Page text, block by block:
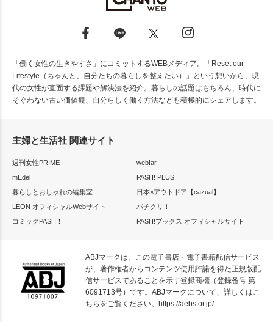
「働く女性の生きやすさ」にコミットするWEBメディア。「Reset our
Lifestyle（ちゃんと、自分たちの暮らしを整えたい）」という想いから、現
代の女性が直面する課題や解決法を紹介。暮らしの話題はもちろん、時代に
そぐわない古い価値観、自分らしく働く方法なども積極的にシェアします。
主婦と生活社 関連サイト
週刊女性PRIME
web!ar
mEdel
PASH! PLUS
暮らしとおしゃれの編集室
日本×アウトドア【cazual】
LEON オフィシャルWebサイト
パチクリ！
コミックPASH！
PASH!ブックス オフィシャルサイト
ABJマークは、この電子書店・電子書籍配信サービス
が、著作権者からコンテンツ使用許諾を得た正規版配
信サービスであることを示す登録商標（登録番号 第
6091713号）です。ABJマークについて、詳しくはこ
ちらをご覧ください。 https://aebs.or.jp/